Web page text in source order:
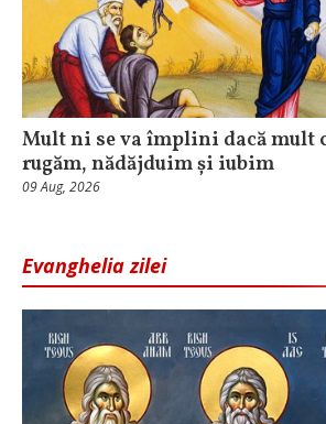
Mult ni se va împlini dacă mult
rugăm, nădăjduim și iubim
09 Aug, 2026
Evanghelia zilei